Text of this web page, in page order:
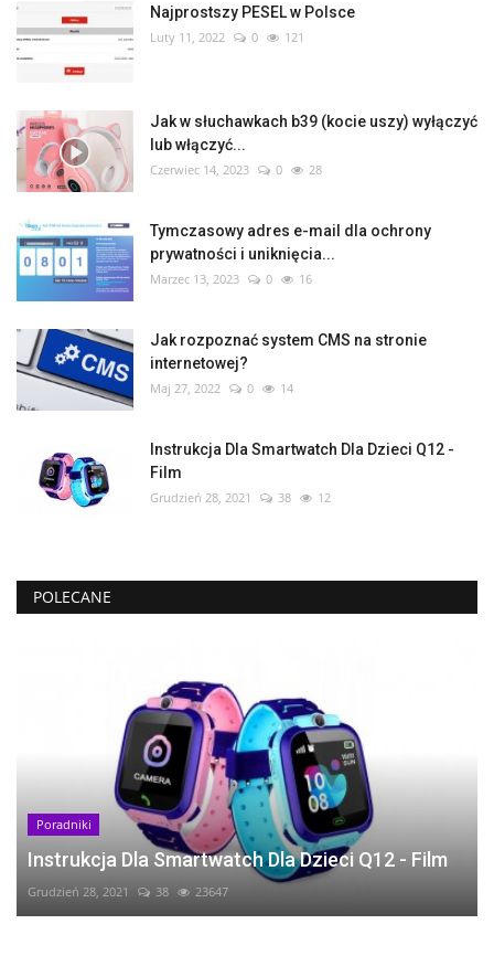
Najprostszy PESEL w Polsce
Luty 11, 2022 0 121
Jak w słuchawkach b39 (kocie uszy) wyłączyć
lub włączyć...
Czerwiec 14, 2023 0 28
Tymczasowy adres e-mail dla ochrony
prywatności i uniknięcia...
Marzec 13, 2023 0 16
Jak rozpoznać system CMS na stronie
internetowej?
Maj 27, 2022 0 14
Instrukcja Dla Smartwatch Dla Dzieci Q12 -
Film
Grudzień 28, 2021 38 12
POLECANE
Poradniki
Instrukcja Dla Smartwatch Dla Dzieci Q12 - Film
Grudzień 28, 2021 38 23647